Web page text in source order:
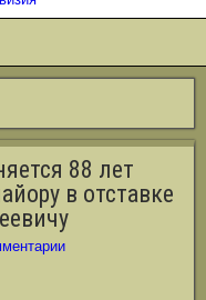
88 лет
в отставке